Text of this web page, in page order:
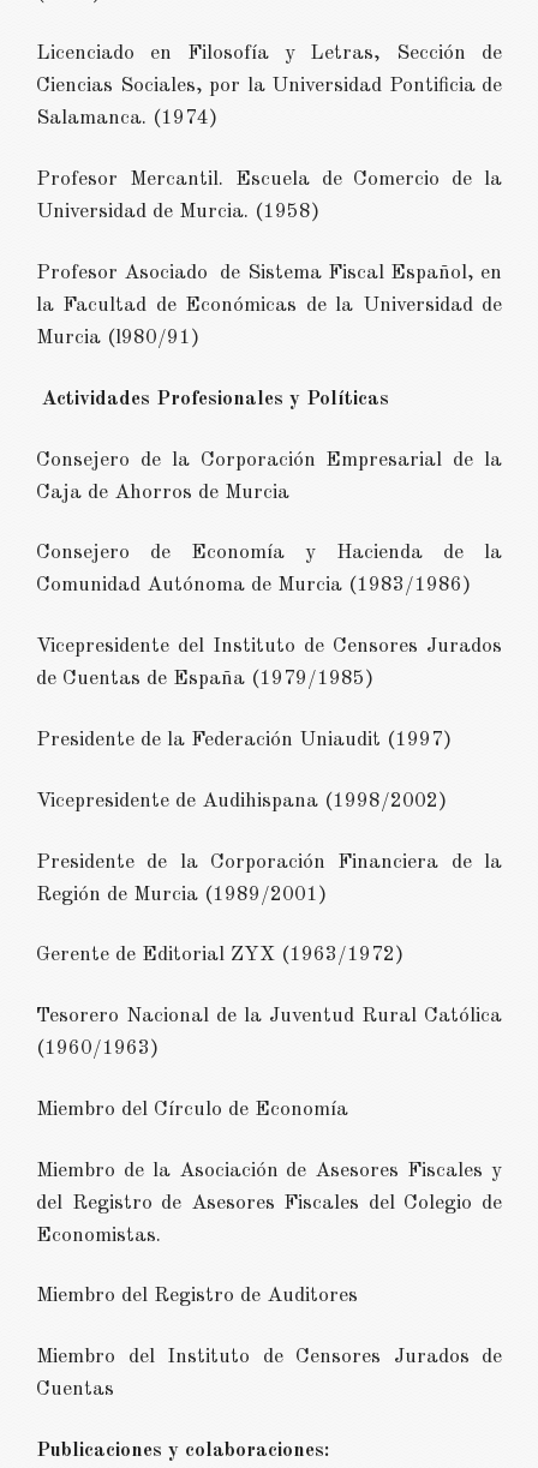
Licenciado en Filosofía y Letras, Sección de
Ciencias Sociales, por la Universidad Pontificia de
Salamanca. (1974)
Profesor Mercantil. Escuela de Comercio de la
Universidad de Murcia. (1958)
Profesor Asociado de Sistema Fiscal Español, en
la Facultad de Económicas de la Universidad de
Murcia (l980/91)
Actividades Profesionales y Políticas
Consejero de la Corporación Empresarial de la
Caja de Ahorros de Murcia
Consejero de Economía y Hacienda de la
Comunidad Autónoma de Murcia (1983/1986)
Vicepresidente del Instituto de Censores Jurados
de Cuentas de España (1979/1985)
Presidente de la Federación Uniaudit (1997)
Vicepresidente de Audihispana (1998/2002)
Presidente de la Corporación Financiera de la
Región de Murcia (1989/2001)
Gerente de Editorial ZYX (1963/1972)
Tesorero Nacional de la Juventud Rural Católica
(1960/1963)
Miembro del Círculo de Economía
Miembro de la Asociación de Asesores Fiscales y
del Registro de Asesores Fiscales del Colegio de
Economistas.
Miembro del Registro de Auditores
Miembro del Instituto de Censores Jurados de
Cuentas
Publicaciones y colaboraciones: